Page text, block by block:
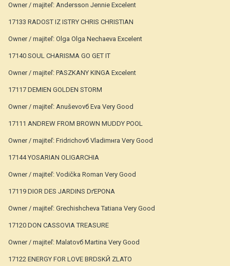
Owner / majiteľ: Andersson Jennie Excelent
17133 RADOST IZ ISTRY CHRIS CHRISTIAN
Owner / majiteľ: Olga Olga Nechaeva Excelent
17140 SOUL CHARISMA GO GET IT
Owner / majiteľ: PASZKANY KINGA Excelent
17117 DEMIEN GOLDEN STORM
Owner / majiteľ: Anuševovб Eva Very Good
17111 ANDREW FROM BROWN MUDDY POOL
Owner / majiteľ: Fridrichovб Vladimнra Very Good
17144 YOSARIAN OLIGARCHIA
Owner / majiteľ: Vodička Roman Very Good
17119 DIOR DES JARDINS DґEPONA
Owner / majiteľ: Grechishcheva Tatiana Very Good
17120 DON CASSOVIA TREASURE
Owner / majiteľ: Malatovб Martina Very Good
17122 ENERGY FOR LOVE BRDSKЙ ZLATO